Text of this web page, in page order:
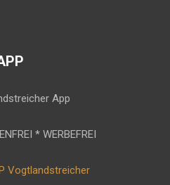
* WERBEFREI